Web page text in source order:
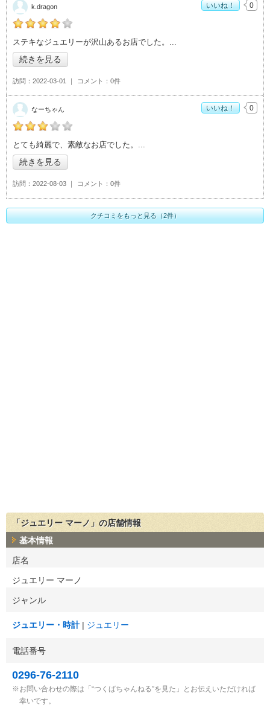
の「ジュエリー マーノ」おすすめ度：4
ステキなジュエリーが沢山あるお店でした。
続きを見る
訪問 2022-03-01 コメント 0件
k.dragon いいね！ 0
の「ジュエリー マーノ」おすすめ度：
とても綺麗で、素敵なお店でした。
続きを見る
訪問 2022-08-03 コメント 0件
なーちゃん いいね！ 0
クチコミをもっと見る（2件）
「ジュエリー マーノ」の店舗情報
基本情報
店名
ジュエリー マーノ
ジャンル
ジュエリー・時計 ジュエリー
電話番号
0296-76-2110
お問い合わせの際は「“つくばちゃんねる”を見た」とお伝えいただければ
幸いです。